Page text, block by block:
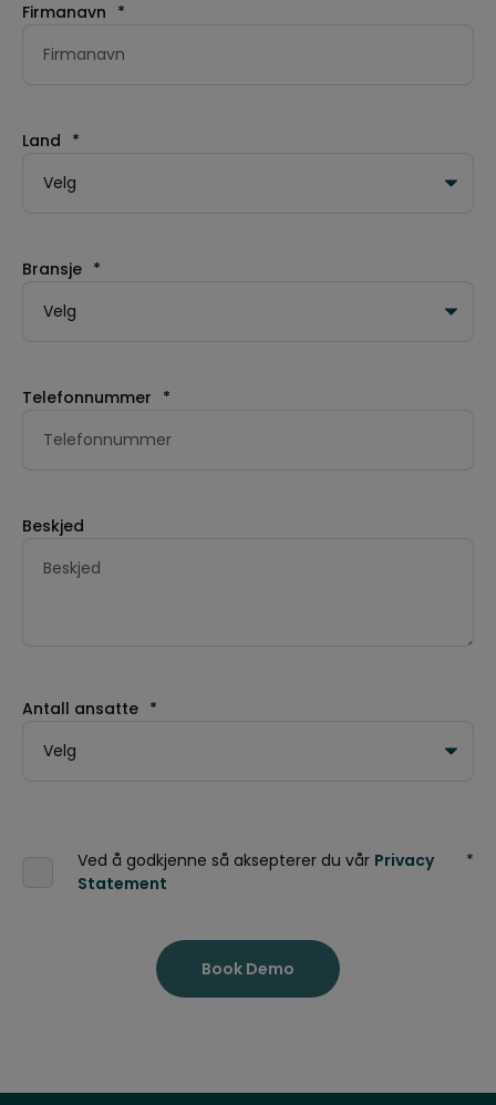
Firmanavn *
Land *
Bransje *
Telefonnummer *
Beskjed
Antall ansatte *
Ved å godkjenne så aksepterer du vår Privacy
Statement
*